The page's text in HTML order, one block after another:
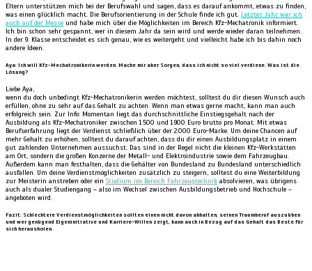
Eltern unterstützen mich bei der Berufswahl und sagen, dass es darauf ankommt, etwas zu finden,
was einen glücklich macht. Die Berufsorientierung in der Schule finde ich gut. Letztes Jahr war ich
auch auf der Messe und habe mich über die Möglichkeiten im Bereich Kfz-Mechatronik informiert.
Ich bin schon sehr gespannt, wer in diesem Jahr da sein wird und werde wieder daran teilnehmen.
In der 9. Klasse entscheidet es sich genau, wie es weitergeht und vielleicht habe ich bis dahin noch
andere Ideen.
Aya: Ich will Kfz-Mechatronikerin werden. Mache mir aber Sorgen, dass ich nicht so viel verdiene. Was ist die
Lösung?
Liebe Aya,
wenn du doch unbedingt Kfz-Mechatronikerin werden möchtest, solltest du dir diesen Wunsch auch
erfüllen, ohne zu sehr auf das Gehalt zu achten. Wenn man etwas gerne macht, kann man auch
erfolgreich sein. Zur Info: Momentan liegt das durchschnittliche Einstiegsgehalt nach der
Ausbildung als Kfz-Mechatroniker zwischen 1.500 und 1.900 Euro brutto pro Monat. Mit etwas
Berufserfahrung liegt der Verdienst schließlich über der 2.000 Euro-Marke. Um deine Chancen auf
mehr Gehalt zu erhöhen, solltest du darauf achten, dass du dir einen Ausbildungsplatz in einem
gut zahlenden Unternehmen aussuchst. Das sind in der Regel nicht die kleinen Kfz-Werkstätten
am Ort, sondern die großen Konzerne der Metall- und Elektroindustrie sowie dem Fahrzeugbau.
Außerdem kann man festhalten, dass die Gehälter von Bundesland zu Bundesland unterschiedlich
ausfallen. Um deine Verdienstmöglichkeiten zusätzlich zu steigern, solltest du eine Weiterbildung
zur Meisterin anstreben oder ein Studium im Bereich Fahrzeugtechnik absolvieren, was übrigens
auch als dualer Studiengang – also im Wechsel zwischen Ausbildungsbetrieb und Hochschule –
angeboten wird.
Fazit: Schlechtere Verdienstmöglichkeiten sollten einen nicht davon abhalten, seinen Traumberuf auszuüben
und wer genügend Eigeninitiative und Karriere-Willen zeigt, kann auch in Bezug auf das Gehalt das Beste für
sich herausholen.